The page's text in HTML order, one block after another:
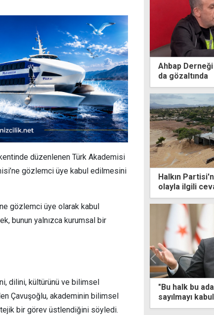
düzenlenen Türk Akademisi
gözlemci üye kabul edilmesini
gözlemci üye olarak kabul
bunun yalnızca kurumsal bir
dilini, kültürünü ve bilimsel
Çavuşoğlu, akademinin bilimsel
bir görev üstlendiğini söyledi.
Ahbap
da gözaltında
Halkın
olayla ilgili
adada hep vardır ve yok
kabullenmeyecektir"
"NATO
Türkiye'nin
stratejik bir